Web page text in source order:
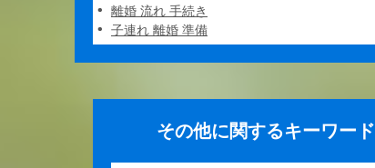
離婚 流れ 手続き
子連れ 離婚 準備
その他に関するキーワード